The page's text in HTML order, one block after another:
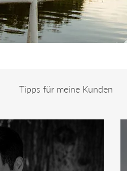
Tipps für meine Kunden